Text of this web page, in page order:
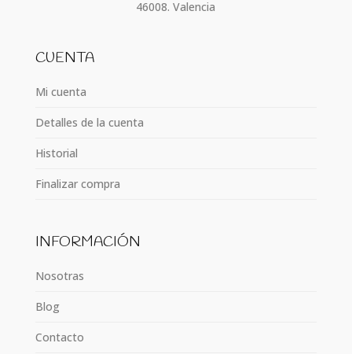
46008. Valencia
CUENTA
Mi cuenta
Detalles de la cuenta
Historial
Finalizar compra
INFORMACIÓN
Nosotras
Blog
Contacto